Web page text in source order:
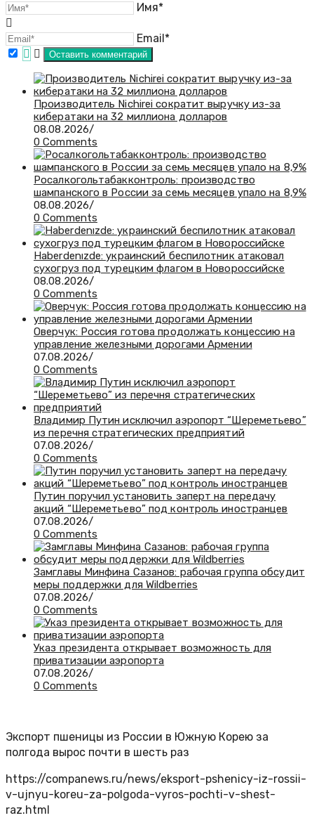
Имя*
Email*
Производитель Nichirei сократит выручку из-за
кибератаки на 32 миллиона долларов
08.08.2026/
0 Comments
Росалкогольтабакконтроль: производство
шампанского в России за семь месяцев упало на 8,9%
08.08.2026/
0 Comments
Haberdenızde: украинский беспилотник атаковал
сухогруз под турецким флагом в Новороссийске
08.08.2026/
0 Comments
Оверчук: Россия готова продолжать концессию на
управление железными дорогами Армении
07.08.2026/
0 Comments
Владимир Путин исключил аэропорт “Шереметьево”
из перечня стратегических предприятий
07.08.2026/
0 Comments
Путин поручил установить заперт на передачу
акций “Шереметьево” под контроль иностранцев
07.08.2026/
0 Comments
Замглавы Минфина Сазанов: рабочая группа обсудит
меры поддержки для Wildberries
07.08.2026/
0 Comments
Указ президента открывает возможность для
приватизации аэропорта
07.08.2026/
0 Comments
Экспорт пшеницы из России в Южную Корею за
полгода вырос почти в шесть раз
https://companews.ru/news/eksport-pshenicy-iz-rossii-
v-ujnyu-koreu-za-polgoda-vyros-pochti-v-shest-
raz.html